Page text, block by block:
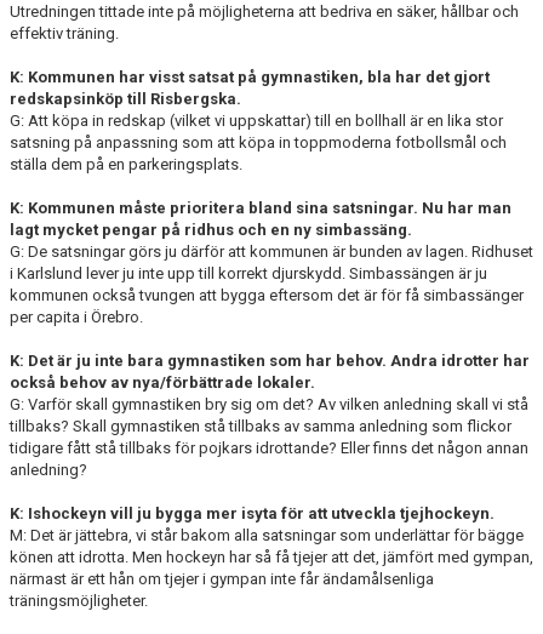
Utredningen tittade inte på möjligheterna att bedriva en säker, hållbar och
effektiv träning.
K: Kommunen har visst satsat på gymnastiken, bla har det gjort
redskapsinköp till Risbergska.
G: Att köpa in redskap (vilket vi uppskattar) till en bollhall är en lika stor
satsning på anpassning som att köpa in toppmoderna fotbollsmål och
ställa dem på en parkeringsplats.
K: Kommunen måste prioritera bland sina satsningar. Nu har man
lagt mycket pengar på ridhus och en ny simbassäng.
G: De satsningar görs ju därför att kommunen är bunden av lagen. Ridhuset
i Karlslund lever ju inte upp till korrekt djurskydd. Simbassängen är ju
kommunen också tvungen att bygga eftersom det är för få simbassänger
per capita i Örebro.
K: Det är ju inte bara gymnastiken som har behov. Andra idrotter har
också behov av nya/förbättrade lokaler.
G: Varför skall gymnastiken bry sig om det? Av vilken anledning skall vi stå
tillbaks? Skall gymnastiken stå tillbaks av samma anledning som flickor
tidigare fått stå tillbaks för pojkars idrottande? Eller finns det någon annan
anledning?
K: Ishockeyn vill ju bygga mer isyta för att utveckla tjejhockeyn.
M: Det är jättebra, vi står bakom alla satsningar som underlättar för bägge
könen att idrotta. Men hockeyn har så få tjejer att det, jämfört med gympan,
närmast är ett hån om tjejer i gympan inte får ändamålsenliga
träningsmöjligheter.